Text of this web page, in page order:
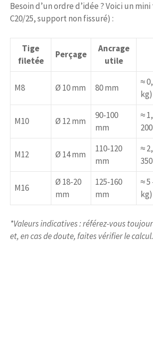
Besoin d’un ordre d’idée ? Voici un
C20/25, support non fissuré) :
Tige
filetée
Perçage
Ancrage
utile
M8 Ø 10 mm 80 mm
≈
kg)
M10 Ø 12 mm
90-100
mm
≈
M12 Ø 14 mm
110-120
mm
≈
M16
Ø 18-20
mm
125-160
mm
≈ 5
kg)
*Valeurs indicatives : référez-vous
et, en cas de doute, faites vérifier le calcul.